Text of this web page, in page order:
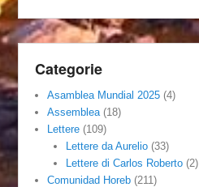
Categorie
Asamblea Mundial 2025 (4)
Assemblea (18)
Lettere (109)
Lettere da Aurelio(33)
Lettere di Carlos Roberto(2)
Comunidad Horeb (211)